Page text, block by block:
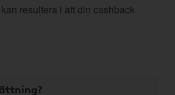
resultera i att din cashback